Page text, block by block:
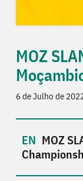
MOZ
6 de Julho de
MOZ